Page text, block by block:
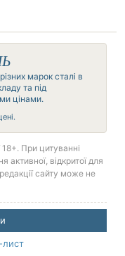
марок сталі в
та під
цінами.
18+. При цитуванні
відкритої для
сайту може не
лист